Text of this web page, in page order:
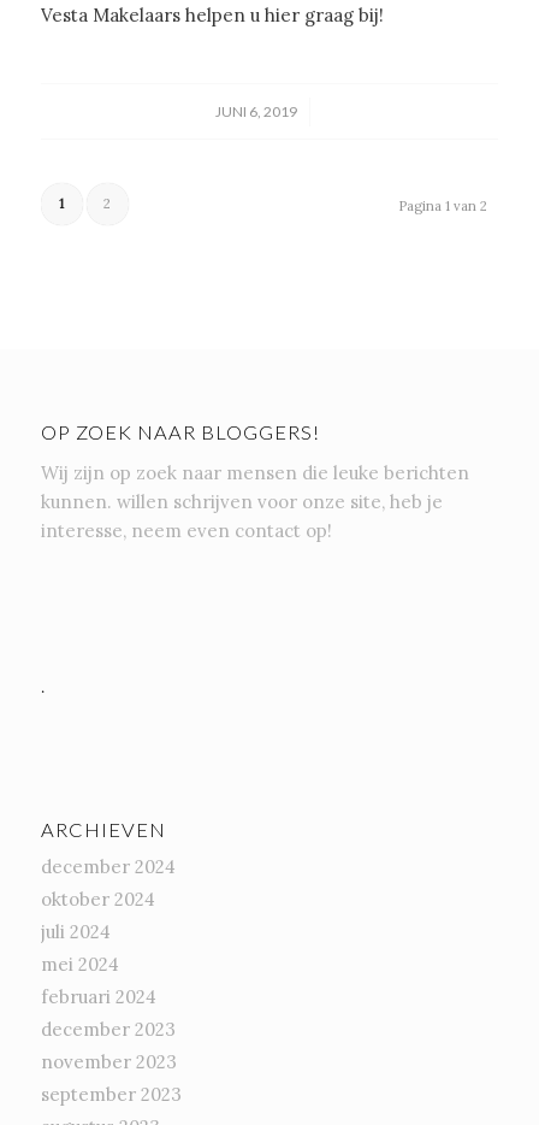
Vesta Makelaars helpen u hier graag bij!
JUNI 6, 2019
/
Pagina 1 van 2
1 2
OP ZOEK NAAR BLOGGERS!
Wij zijn op zoek naar mensen die leuke berichten
kunnen. willen schrijven voor onze site, heb je
interesse, neem even contact op!
.
ARCHIEVEN
december 2024
oktober 2024
juli 2024
mei 2024
februari 2024
december 2023
november 2023
september 2023